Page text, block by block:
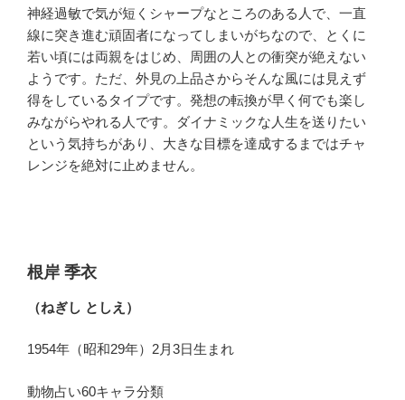
神経過敏で気が短くシャープなところのある人で、一直
線に突き進む頑固者になってしまいがちなので、とくに
若い頃には両親をはじめ、周囲の人との衝突が絶えない
ようです。ただ、外見の上品さからそんな風には見えず
得をしているタイプです。発想の転換が早く何でも楽し
みながらやれる人です。ダイナミックな人生を送りたい
という気持ちがあり、大きな目標を達成するまではチャ
レンジを絶対に止めません。
根岸 季衣
（ねぎし としえ）
1954年（昭和29年）2月3日生まれ
動物占い60キャラ分類